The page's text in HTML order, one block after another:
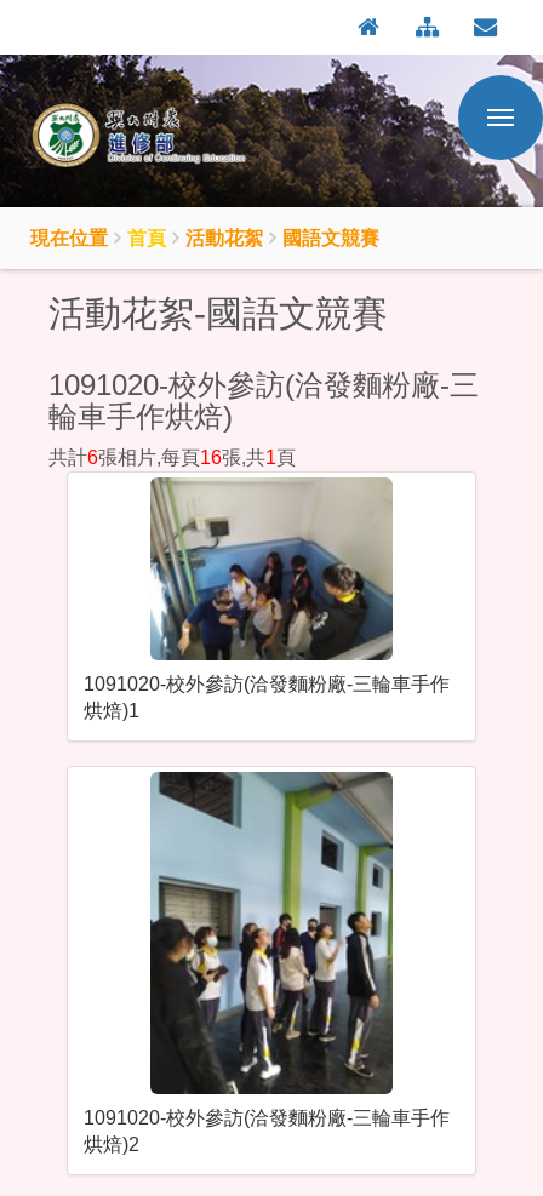
到
主
要
內
區
現在位置 首頁 活動花絮 國語文競賽
活動花絮-國語文競賽
1091020-校外參訪(洽發麵粉廠-三
輪車手作烘焙)
共計6張相片,每頁16張,共1頁
1091020-校外參訪(洽發麵粉廠-三輪車手作
烘焙)1
1091020-校外參訪(洽發麵粉廠-三輪車手作
烘焙)2